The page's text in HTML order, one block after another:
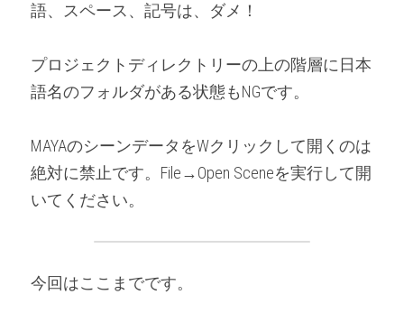
語、スペース、記号は、ダメ！
プロジェクトディレクトリーの上の階層に日本
語名のフォルダがある状態もNGです。
MAYAのシーンデータをWクリックして開くのは
絶対に禁止です。File→Open Sceneを実行して開
いてください。
今回はここまでです。